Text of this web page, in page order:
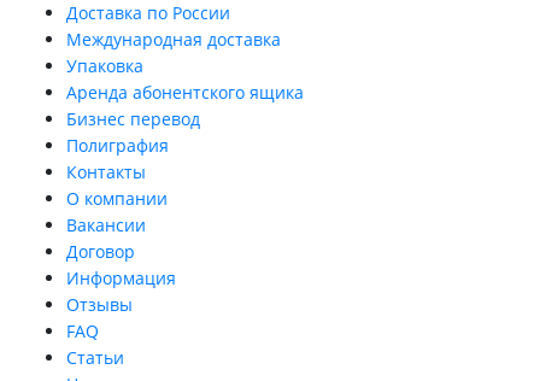
Доставка по России
Международная доставка
Упаковка
Аренда абонентского ящика
Бизнес перевод
Полиграфия
Контакты
О компании
Вакансии
Договор
Информация
Отзывы
FAQ
Статьи